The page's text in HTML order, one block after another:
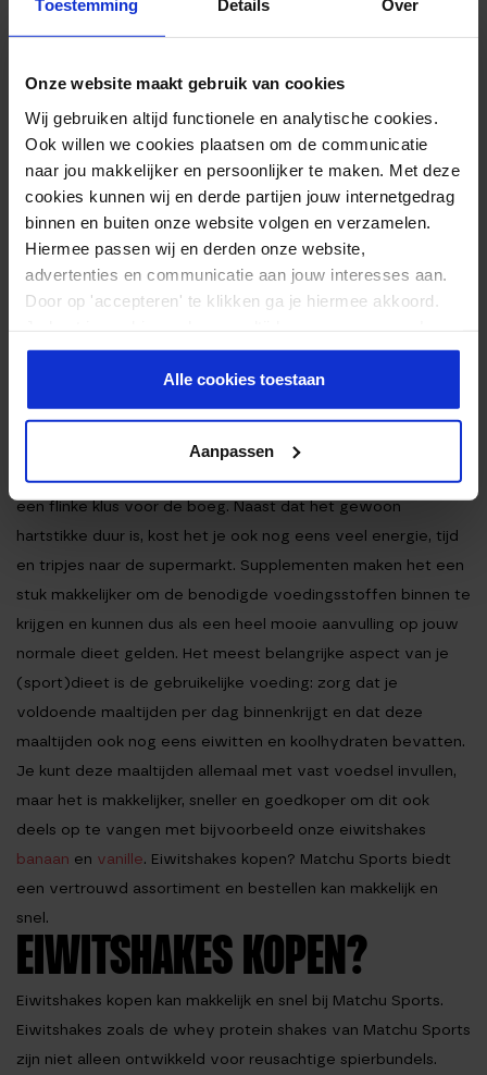
Toestemming Details Over
Onze website maakt gebruik van cookies
Wij gebruiken altijd functionele en analytische cookies.
Ook willen we cookies plaatsen om de communicatie
naar jou makkelijker en persoonlijker te maken. Met deze
cookies kunnen wij en derde partijen jouw internetgedrag
binnen en buiten onze website volgen en verzamelen.
Hiermee passen wij en derden onze website,
advertenties en communicatie aan jouw interesses aan.
Door op 'accepteren' te klikken ga je hiermee akkoord.
er meer over in onsprivacy beleid.
Alle cookies toestaan
Aanpassen
uit 5
(1 reviews)
Op voorraad
DE ULTIEME GIDS: DROOG TRAINEN
35 PAGINA'S
derin
3.00
14,95
Direct beschikbaar
SPORTVOEDING KOPEN
Je vraagt je vast af: kan ik dan geen resultaten met normale
voeding behalen? Het antwoord hierop is simpel: jawel! In de
jaren 50 lukte het de bodybuilders ook om groot te worden,
dus nu kan dat natuurlijk nog steeds. Maar als je dit wil, heb je
een flinke klus voor de boeg. Naast dat het gewoon
hartstikke duur is, kost het je ook nog eens veel energie, tijd
en tripjes naar de supermarkt. Supplementen maken het een
stuk makkelijker om de benodigde voedingsstoffen binnen te
krijgen en kunnen dus als een heel mooie aanvulling op jouw
normale dieet gelden. Het meest belangrijke aspect van je
(sport)dieet is de gebruikelijke voeding: zorg dat je
voldoende maaltijden per dag binnenkrijgt en dat deze
maaltijden ook nog eens eiwitten en koolhydraten bevatten.
Je kunt deze maaltijden allemaal met vast voedsel invullen,
maar het is makkelijker, sneller en goedkoper om dit ook
deels op te vangen met bijvoorbeeld onze eiwitshakes
banaan en vanille. Eiwitshakes kopen? Matchu Sports biedt
een vertrouwd assortiment en bestellen kan makkelijk en
snel.
EIWITSHAKES KOPEN?
Eiwitshakes kopen kan makkelijk en snel bij Matchu Sports.
Eiwitshakes zoals de whey protein shakes van Matchu Sports
zijn niet alleen ontwikkeld voor reusachtige spierbundels.